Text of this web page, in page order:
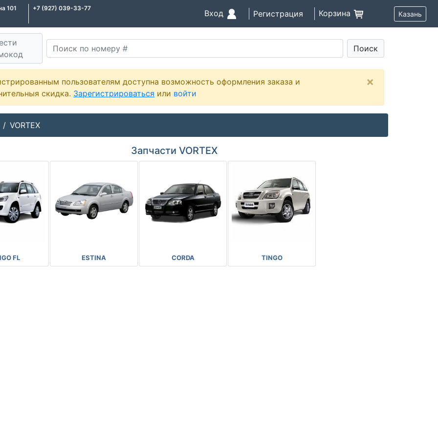
101 +7 (927) 039-33-77
Вход Регистрация Корзина Казань
Поиск
пользователям доступна возможность оформления заказа и
скидка. Зарегистрироваться или войти
×
VORTEX
Запчасти VORTEX
FL ESTINA CORDA TINGO